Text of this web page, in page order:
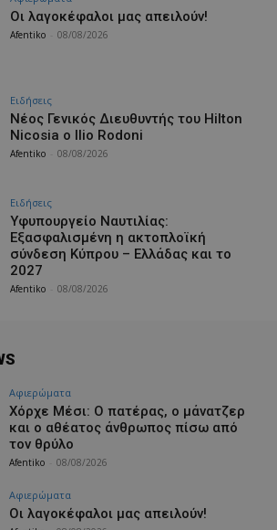
Οι λαγοκέφαλοι μας απειλούν!
Afentiko 08/08/2026
Ειδήσεις
Νέος Γενικός Διευθυντής του Hilton
Nicosia ο Ilio Rodoni
Afentiko 08/08/2026
Ειδήσεις
Υφυπουργείο Ναυτιλίας:
Εξασφαλισμένη η ακτοπλοϊκή
σύνδεση Κύπρου – Ελλάδας και το
2027
Afentiko 08/08/2026
Aφιερώματα
Χόρχε Μέσι: Ο πατέρας, ο μάνατζερ
και ο αθέατος άνθρωπος πίσω από
τον θρύλο
Afentiko 08/08/2026
Aφιερώματα
Οι λαγοκέφαλοι μας απειλούν!